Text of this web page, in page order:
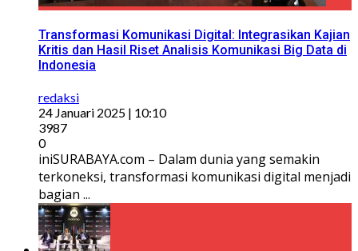
Transformasi Komunikasi Digital: Integrasikan Kajian
Kritis dan Hasil Riset Analisis Komunikasi Big Data di
Indonesia
redaksi
24 Januari 2025 | 10:10
3987
0
iniSURABAYA.com – Dalam dunia yang semakin
terkoneksi, transformasi komunikasi digital menjadi
bagian ...